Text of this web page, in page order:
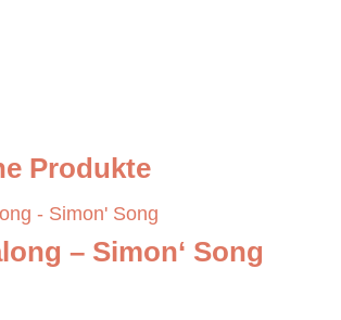
Produkte
– Simon‘ Song